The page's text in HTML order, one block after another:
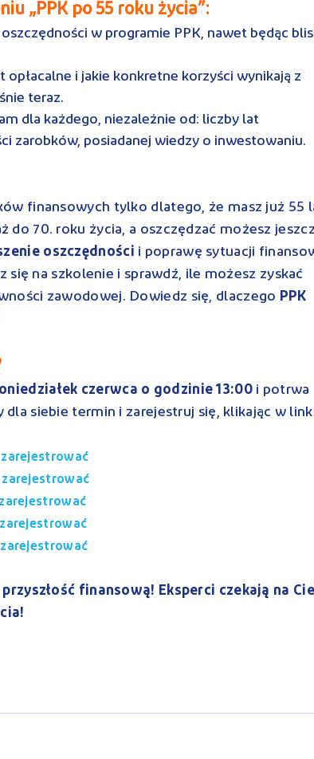
„PPK po 55 roku życia”:
w programie PPK, nawet będąc
opłacalne i jakie konkretne korzyści wynikają z
teraz.
dla każdego, niezależnie od: liczby lat
zarobków, posiadanej wiedzy o inwestowaniu.
finansowych tylko dlatego, że masz już 55
do 70. roku życia, a oszczędzać możesz
oszczędności i poprawę sytuacji
się na szkolenie i sprawdź, ile możesz zyskać
zawodowej. Dowiedz się, dlaczego PPK
czerwca o godzinie 13:00i potrwa
siebie termin i zarejestruj się, klikając w
finansową! Eksperci czekają na